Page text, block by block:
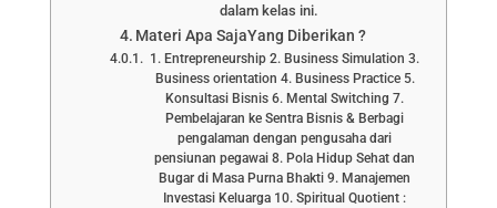
dalam kelas ini.
Materi Apa SajaYang Diberikan ?
1. Entrepreneurship 2. Business Simulation 3.
Business orientation 4. Business Practice 5.
Konsultasi Bisnis 6. Mental Switching 7.
Pembelajaran ke Sentra Bisnis & Berbagi
pengalaman dengan pengusaha dari
pensiunan pegawai 8. Pola Hidup Sehat dan
Bugar di Masa Purna Bhakti 9. Manajemen
Investasi Keluarga 10. Spiritual Quotient :